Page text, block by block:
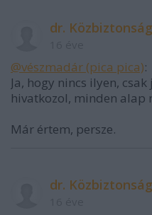
dr.
@vészmadár (pica pica):
Ja, hogy nincs ilyen,
hivatkozol, minden alap
Már értem, persze.
dr.